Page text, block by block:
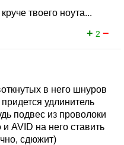
твоего ноута...
+ 2 −
в него шнуров
удлинитель
подвес из проволоки
AVID на него ставить
сдюжит)